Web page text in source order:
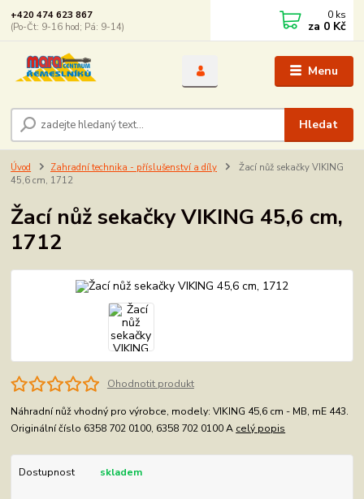
Menu
Hledat
+420 474 623 867
(Po-Čt: 9-16 hod; Pá: 9-14)
0 ks
za 0 Kč
Úvod Zahradní technika - příslušenství a díly
Žací nůž sekačky VIKING
45,6 cm, 1712
Žací nůž sekačky VIKING 45,6 cm,
1712
Ohodnotit produkt
Náhradní nůž vhodný pro výrobce, modely: VIKING 45,6 cm - MB, mE 443.
Originální číslo 6358 702 0100, 6358 702 0100 A celý popis
Dostupnost skladem